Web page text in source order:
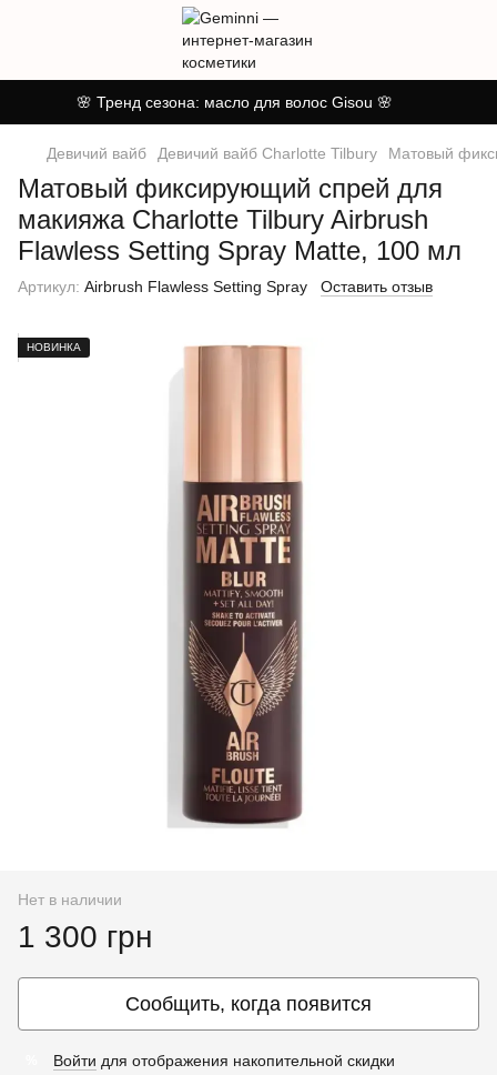
🌸 Тренд сезона: масло для волос Gisou 🌸
Девичий вайб Девичий вайб Charlotte Tilbury Матовый
Матовый фиксирующий спрей для
макияжа Charlotte Tilbury Airbrush
Flawless Setting Spray Matte, 100 мл
Артикул: Airbrush Flawless Setting Spray Оставить отзыв
НОВИНКА
Нет в наличии
1 300 грн
Сообщить, когда появится
Войти для отображения накопительной скидки